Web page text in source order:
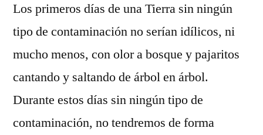
Los primeros días de una Tierra sin ningún
tipo de contaminación no serían idílicos, ni
mucho menos, con olor a bosque y pajaritos
cantando y saltando de árbol en árbol.
Durante estos días sin ningún tipo de
contaminación, no tendremos de forma